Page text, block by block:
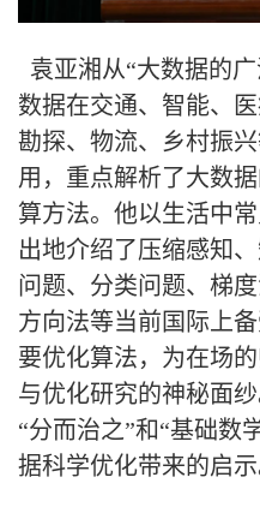
袁亚湘从“大数据的
数据在交通、智能、
勘探、物流、乡村振
用，重点解析了大数
算方法。他以生活中
出地介绍了压缩感知
问题、分类问题、梯
方向法等当前国际上
要优化算法，为在场
与优化研究的神秘面
“分而治之”和“基础数
据科学优化带来的启示